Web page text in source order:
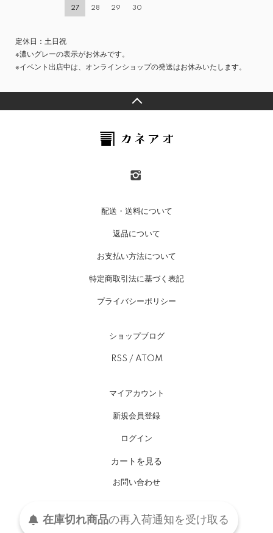
27 28 29 30
定休日：土日祝
※濃いグレーの表示がお休みです。
※イベント出店中は、オンラインショップの発送はお休みいたします。
配送・送料について
返品について
お支払い方法について
特定商取引法に基づく表記
プライバシーポリシー
ショップブログ
RSS / ATOM
マイアカウント
新規会員登録
ログイン
カートを見る
お問い合わせ
Copyright(C) 2015-2026 kaneao All Rights Reserved.
在庫切れ商品の再入荷通知を受け取る